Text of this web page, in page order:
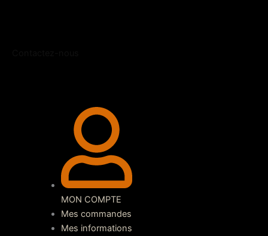
MON COMPTE
Mes commandes
Mes informations